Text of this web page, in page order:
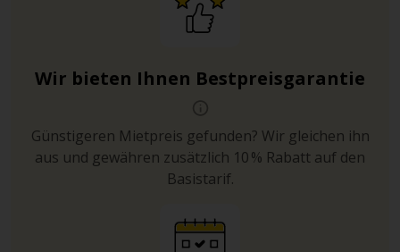
Wir bieten Ihnen Bestpreisgarantie
Günstigeren Mietpreis gefunden? Wir gleichen ihn
aus und gewähren zusätzlich 10 % Rabatt auf den
Basistarif.